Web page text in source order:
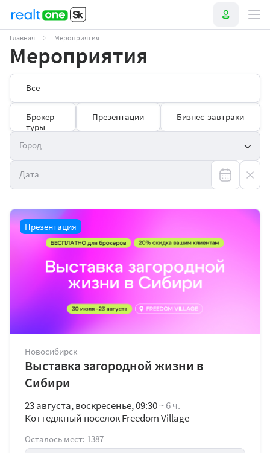
Главная Мероприятия
Мероприятия
Все
Брокер-
туры
Презентации Бизнес-завтраки
Город
Дата
Презентация
Новосибирск
Выставка загородной жизни в
Сибири
23 августа, воскресенье, 09:30~ 6 ч.
Коттеджный поселок Freedom Village
Осталось мест: 1387